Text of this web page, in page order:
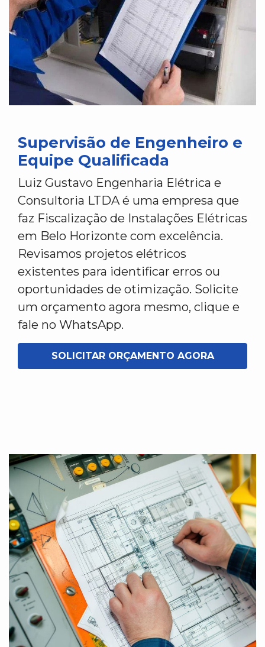
Supervisão de Engenheiro e
Equipe Qualificada
Luiz Gustavo Engenharia Elétrica e
Consultoria LTDA é uma empresa que
faz Fiscalização de Instalações Elétricas
em Belo Horizonte com excelência.
Revisamos projetos elétricos
existentes para identificar erros ou
oportunidades de otimização. Solicite
um orçamento agora mesmo, clique e
fale no WhatsApp.
SOLICITAR ORÇAMENTO AGORA